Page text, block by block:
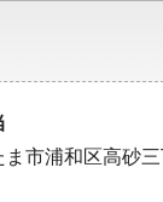
市浦和区高砂